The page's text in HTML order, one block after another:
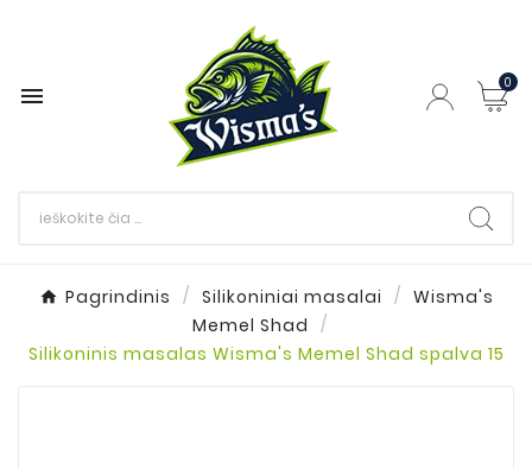
 0
Pagrindinis Silikoniniai masalai
Wisma's
Memel Shad
Silikoninis masalas Wisma's Memel Shad spalva 15